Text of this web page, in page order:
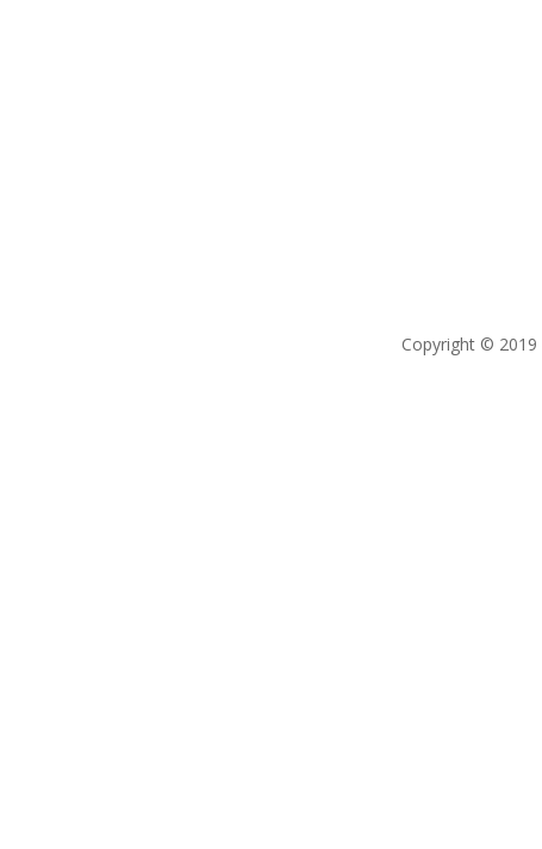
Copyright © 2019